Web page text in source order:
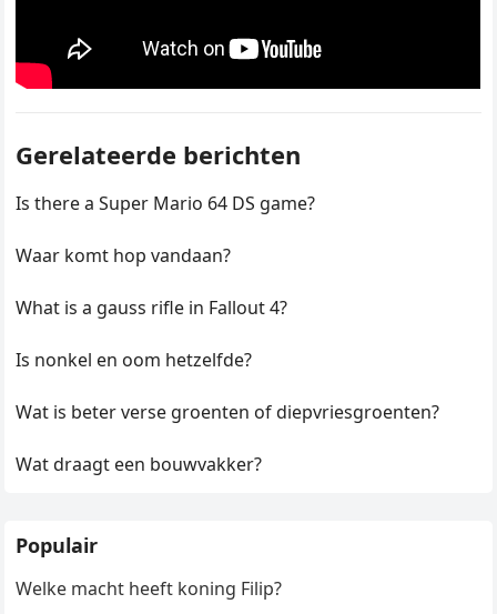
Gerelateerde berichten
Is there a Super Mario 64 DS game?
Waar komt hop vandaan?
What is a gauss rifle in Fallout 4?
Is nonkel en oom hetzelfde?
Wat is beter verse groenten of diepvriesgroenten?
Wat draagt een bouwvakker?
Populair
Welke macht heeft koning Filip?